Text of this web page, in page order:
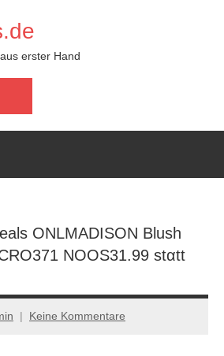
erster Hand
ONLMADISON Blush
NOOS31.99 stαtt
Keine Kommentare